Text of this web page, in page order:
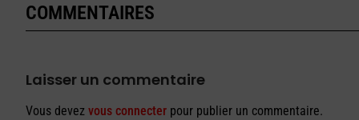
COMMENTAIRES
Laisser un commentaire
Vous devez vous connecter pour publier un commentaire.